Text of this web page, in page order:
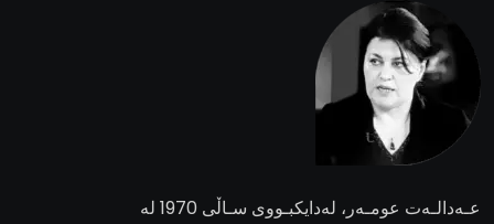
عـەدالـەت عومـەر ، لەدایکبـووی سـاڵی 1970 لە